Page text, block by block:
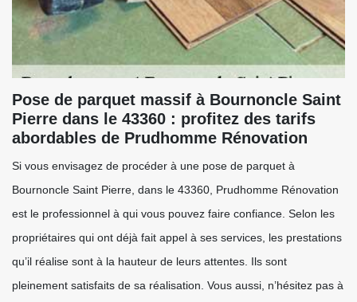
Pose de parquet massif à Bournoncle Saint
Pierre dans le 43360 : profitez des tarifs
abordables de Prudhomme Rénovation
Si vous envisagez de procéder à une pose de parquet à
Bournoncle Saint Pierre, dans le 43360, Prudhomme Rénovation
est le professionnel à qui vous pouvez faire confiance. Selon les
propriétaires qui ont déjà fait appel à ses services, les prestations
qu’il réalise sont à la hauteur de leurs attentes. Ils sont
pleinement satisfaits de sa réalisation. Vous aussi, n’hésitez pas à